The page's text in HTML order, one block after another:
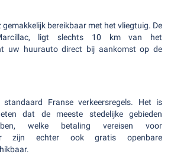
gemakkelijk bereikbaar met het vliegtuig. De
Marcillac, ligt slechts 10 km van het
uw huurauto direct bij aankomst op de
Franse verkeersregels. Het is
dat de meeste stedelijke gebieden
welke betaling vereisen voor
zijn echter ook gratis openbare